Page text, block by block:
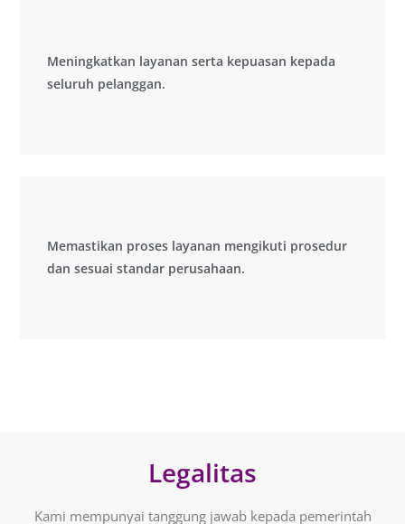
Meningkatkan layanan serta kepuasan kepada
seluruh pelanggan.
Meningkatkan layanan serta kepuasan kepada
seluruh pelanggan.
Memastikan proses layanan mengikuti prosedur
dan sesuai standar perusahaan.
Memastikan proses layanan mengikuti prosedur
dan sesuai standar perusahaan.
Legalitas
Kami mempunyai tanggung jawab kepada pemerintah